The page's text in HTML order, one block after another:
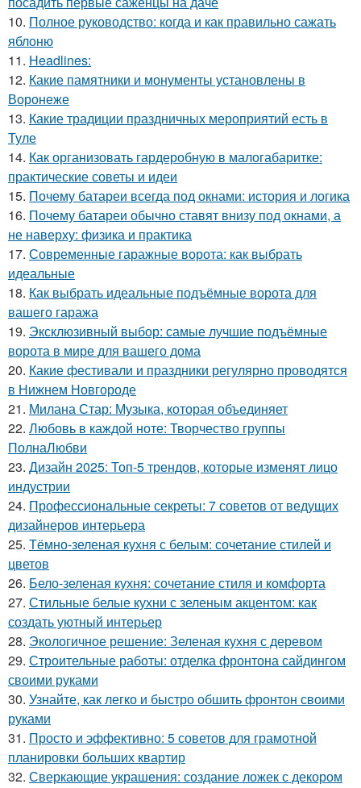
10. Полное руководство: когда и как правильно сажать
яблоню
11. Headlines:
12. Какие памятники и монументы установлены в
Воронеже
13. Какие традиции праздничных мероприятий есть в
Туле
14. Как организовать гардеробную в малогабаритке:
практические советы и идеи
15. Почему батареи всегда под окнами: история и логика
16. Почему батареи обычно ставят внизу под окнами, а
не наверху: физика и практика
17. Современные гаражные ворота: как выбрать
идеальные
18. Как выбрать идеальные подъёмные ворота для
вашего гаража
19. Эксклюзивный выбор: самые лучшие подъёмные
ворота в мире для вашего дома
20. Какие фестивали и праздники регулярно проводятся
в Нижнем Новгороде
21. Милана Стар: Музыка, которая объединяет
22. Любовь в каждой ноте: Творчество группы
ПолнаЛюбви
23. Дизайн 2025: Топ-5 трендов, которые изменят лицо
индустрии
24. Профессиональные секреты: 7 советов от ведущих
дизайнеров интерьера
25. Тёмно-зеленая кухня с белым: сочетание стилей и
цветов
26. Бело-зеленая кухня: сочетание стиля и комфорта
27. Стильные белые кухни с зеленым акцентом: как
создать уютный интерьер
28. Экологичное решение: Зеленая кухня с деревом
29. Строительные работы: отделка фронтона сайдингом
своими руками
30. Узнайте, как легко и быстро обшить фронтон своими
руками
31. Просто и эффективно: 5 советов для грамотной
планировки больших квартир
32. Сверкающие украшения: создание ложек с декором